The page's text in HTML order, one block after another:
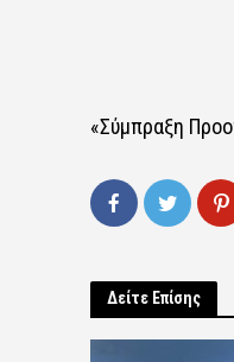
«Σύμπραξη
Δείτε Επίσης